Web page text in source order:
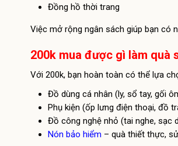
Đồng hồ thời trang
Việc mở rộng ngân sách giúp bạn có
200k mua được gì làm quà
Với 200k, bạn hoàn toàn có thể lựa
Đồ dùng cá nhân (ly, sổ tay, gối
Phụ kiện (ốp lưng điện thoại, đồ
Đồ công nghệ nhỏ (tai nghe, sạc
Nón bảo hiểm – quà thiết thực,